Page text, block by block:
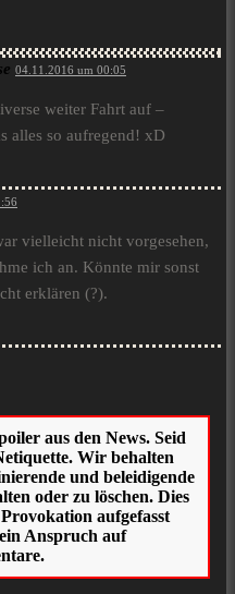
04.11.2016 um 00:05
weiter Fahrt auf –
so aufregend! xD
vielleicht nicht vorgesehen,
ich an. Könnte mir sonst
erklären (?).